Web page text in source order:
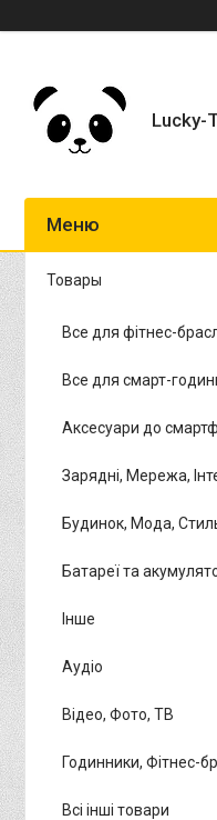
Lucky-
Товары
Все для фітнес-
Все для смарт-
Аксесуари до
Зарядні, Мережа,
Будинок, Мода,
Батареї та
Інше
Аудіо
Відео, Фото, ТВ
Годинники, Фітнес-
Всі інші товари